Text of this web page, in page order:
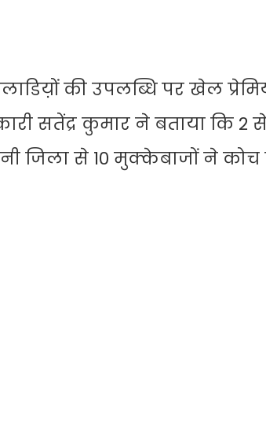
की उपलब्धि पर खेल
सतेंद्र कुमार ने बताया कि
जिला से 10 मुक्केबाजों ने कोच